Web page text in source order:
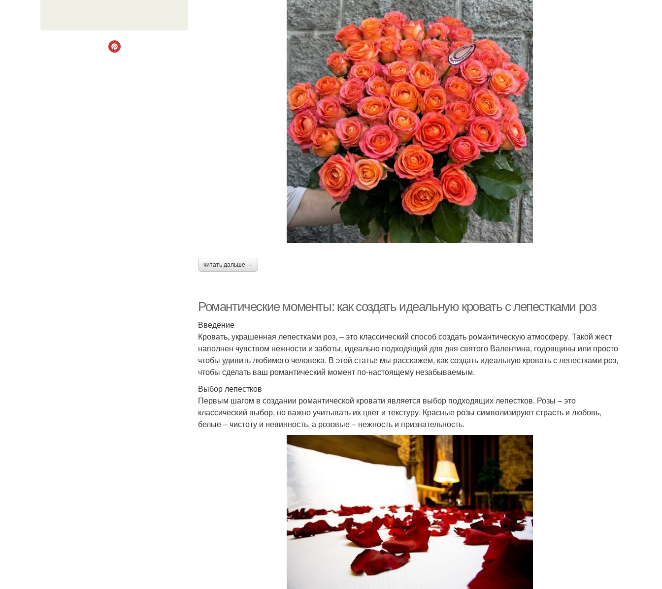
читать дальше →
Романтические моменты: как создать идеальную кровать с лепестками роз
Введение
Кровать, украшенная лепестками роз, – это классический способ создать романтическую атмосферу. Такой жест
наполнен чувством нежности и заботы, идеально подходящий для дня святого Валентина, годовщины или просто
чтобы удивить любимого человека. В этой статье мы расскажем, как создать идеальную кровать с лепестками роз,
чтобы сделать ваш романтический момент по-настоящему незабываемым.
Выбор лепестков
Первым шагом в создании романтической кровати является выбор подходящих лепестков. Розы – это
классический выбор, но важно учитывать их цвет и текстуру. Красные розы символизируют страсть и любовь,
белые – чистоту и невинность, а розовые – нежность и признательность.